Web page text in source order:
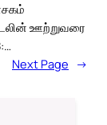
ஊற்றுவரை
Next Page →